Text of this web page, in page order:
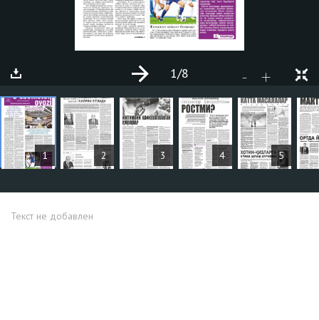
1 2 3 4 5
- +
1/8
СТАТЬИ
Текст не добавлен